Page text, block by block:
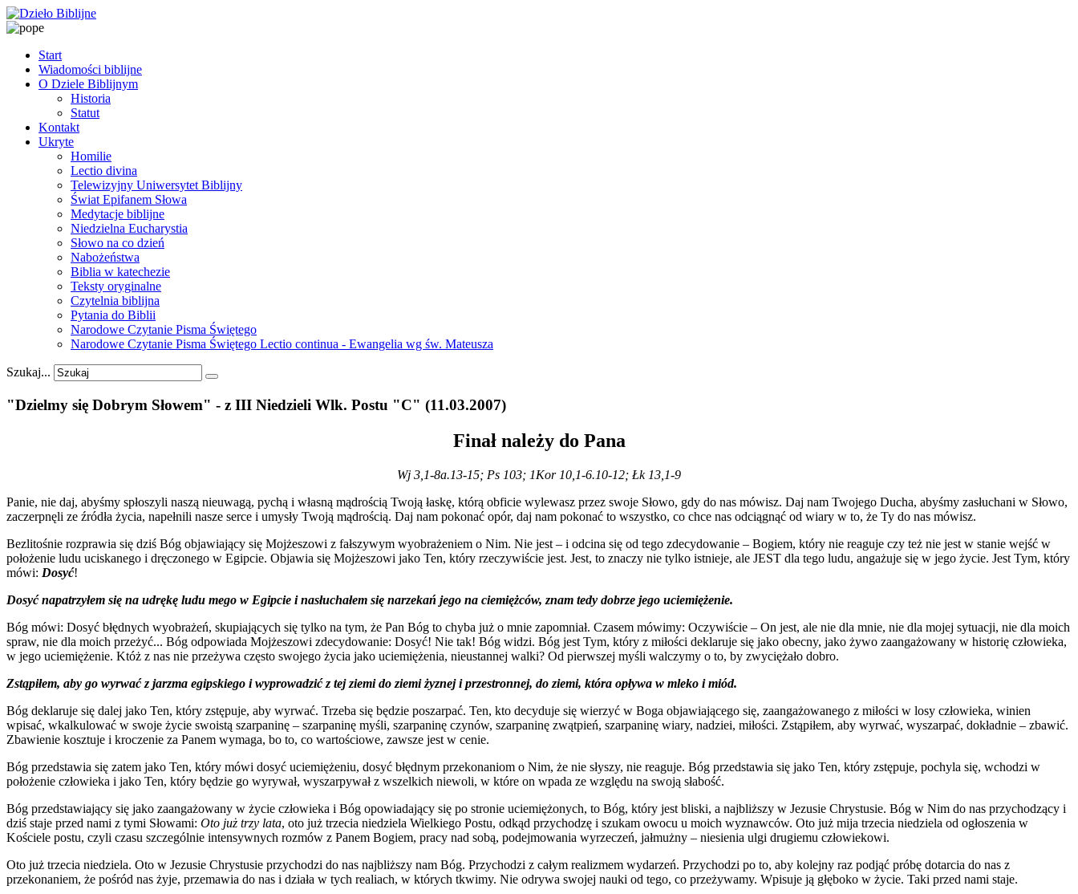
Start
Wiadomości biblijne
O Dziele Biblijnym
Historia
Statut
Kontakt
Ukryte
Homilie
Lectio divina
Telewizyjny Uniwersytet Biblijny
Świat Epifanem Słowa
Medytacje biblijne
Niedzielna Eucharystia
Słowo na co dzień
Nabożeństwa
Biblia w katechezie
Teksty oryginalne
Czytelnia biblijna
Pytania do Biblii
Narodowe Czytanie Pisma Świętego
Narodowe Czytanie Pisma Świętego Lectio continua - Ewangelia wg św. Mateusza
Szukaj...
"Dzielmy się Dobrym Słowem" - z III Niedzieli Wlk. Postu "C" (11.03.2007)
Finał należy do Pana
Wj 3,1-8a.13-15; Ps 103; 1Kor 10,1-6.10-12; Łk 13,1-9
Panie, nie daj, abyśmy spłoszyli naszą nieuwagą, pychą i własną mądrością Twoją łaskę, którą obficie wylewasz przez swoje Słowo, gdy do nas mówisz. Daj nam Twojego Ducha, abyśmy zasłuchani w Słowo,
zaczerpnęli ze źródła życia, napełnili nasze serce i umysły Twoją mądrością. Daj nam pokonać opór, daj nam pokonać to wszystko, co chce nas odciągnąć od wiary w to, że Ty do nas mówisz.
Bezlitośnie rozprawia się dziś Bóg objawiający się Mojżeszowi z fałszywym wyobrażeniem o Nim. Nie jest – i odcina się od tego zdecydowanie – Bogiem, który nie reaguje czy też nie jest w stanie wejść w
położenie ludu uciskanego i dręczonego w Egipcie. Objawia się Mojżeszowi jako Ten, który rzeczywiście jest. Jest, to znaczy nie tylko istnieje, ale JEST dla tego ludu, angażuje się w jego życie. Jest Tym, który
mówi: Dosyć!
Dosyć napatrzyłem się na udrękę ludu mego w Egipcie i nasłuchałem się narzekań jego na ciemiężców, znam tedy dobrze jego uciemiężenie.
Bóg mówi: Dosyć błędnych wyobrażeń, skupiających się tylko na tym, że Pan Bóg to chyba już o mnie zapomniał. Czasem mówimy: Oczywiście – On jest, ale nie dla mnie, nie dla mojej sytuacji, nie dla moich
spraw, nie dla moich przeżyć... Bóg odpowiada Mojżeszowi zdecydowanie: Dosyć! Nie tak! Bóg widzi. Bóg jest Tym, który z miłości deklaruje się jako obecny, jako żywo zaangażowany w historię człowieka,
w jego uciemiężenie. Któż z nas nie przeżywa często swojego życia jako uciemiężenia, nieustannej walki? Od pierwszej myśli walczymy o to, by zwyciężało dobro.
Zstąpiłem, aby go wyrwać z jarzma egipskiego i wyprowadzić z tej ziemi do ziemi żyznej i przestronnej, do ziemi, która opływa w mleko i miód.
Bóg deklaruje się dalej jako Ten, który zstępuje, aby wyrwać. Trzeba się będzie poszarpać. Ten, kto decyduje się wierzyć w Boga objawiającego się, zaangażowanego z miłości w losy człowieka, winien
wpisać, wkalkulować w swoje życie swoistą szarpaninę – szarpaninę myśli, szarpaninę czynów, szarpaninę zwątpień, szarpaninę wiary, nadziei, miłości. Zstąpiłem, aby wyrwać, wyszarpać, dokładnie – zbawić.
Zbawienie kosztuje i kroczenie za Panem wymaga, bo to, co wartościowe, zawsze jest w cenie.
Bóg przedstawia się zatem jako Ten, który mówi dosyć uciemiężeniu, dosyć błędnym przekonaniom o Nim, że nie słyszy, nie reaguje. Bóg przedstawia się jako Ten, który zstępuje, pochyla się, wchodzi w
położenie człowieka i jako Ten, który będzie go wyrywał, wyszarpywał z wszelkich niewoli, w które on wpada ze względu na swoją słabość.
Bóg przedstawiający się jako zaangażowany w życie człowieka i Bóg opowiadający się po stronie uciemiężonych, to Bóg, który jest bliski, a najbliższy w Jezusie Chrystusie. Bóg w Nim do nas przychodzący i
dziś staje przed nami z tymi Słowami: Oto już trzy lata, oto już trzecia niedziela Wielkiego Postu, odkąd przychodzę i szukam owocu u moich wyznawców. Oto już mija trzecia niedziela od ogłoszenia w
Kościele postu, czyli czasu szczególnie intensywnych rozmów z Panem Bogiem, pracy nad sobą, podejmowania wyrzeczeń, jałmużny – niesienia ulgi drugiemu człowiekowi.
Oto już trzecia niedziela. Oto w Jezusie Chrystusie przychodzi do nas najbliższy nam Bóg. Przychodzi z całym realizmem wydarzeń. Przychodzi po to, aby kolejny raz podjąć próbę dotarcia do nas z
przekonaniem, że pośród nas żyje, przemawia do nas i działa w tych realiach, w których tkwimy. Nie odrywa swojej nauki od tego, co przeżywamy. Wpisuje ją głęboko w życie. Taki przed nami staje.